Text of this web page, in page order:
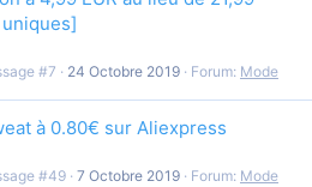
uniques]
#7 24 Octobre 2019 Forum: Mode
à 0.80€ sur Aliexpress
#49 7 Octobre 2019 Forum: Mode